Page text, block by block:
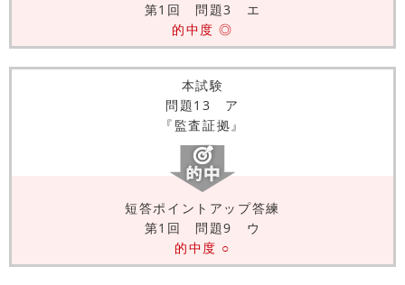
第1回 問題3 エ
的中度 ◎
本試験
問題13 ア
『監査証拠』
短答ポイントアップ答練
第1回 問題9 ウ
的中度 ○